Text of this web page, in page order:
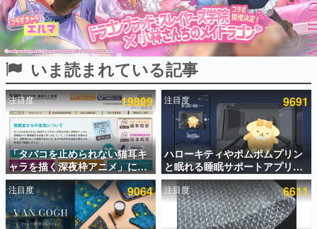
インタビュー
連載・特集一覧
殿堂入り記事
SNS拡散数が数千以上！ ページビュー数万以上！ などな
ど。多くの人々に読まれた、電ファミ渾身の“殿堂入り”記
事をまとめました。
ゲームの企画書
名作ゲームクリエイターの方々に製作時のエピソードをお
聞きし、ヒットする企画（ゲーム）とは何か？を探ってい
きます。
赫本
この物語を解いてはいけない。『赫本』は、〈試験問題〉
の形をした短編ホラー小説集です。
いま読まれている記事
注目度 19899
「タバコを止められない猫耳キ
ャラを描く深夜枠アニメ」に視
聴者の一部から批判意見。違法
薬物の使用と思しき描写も含め
て、BPOが議論を交わす
注目度 9691
ハローキティやポムポムプリン
と眠れる睡眠サポートアプリ
『ゆめたび』が配信中。キャラ
ごとのASMRや目覚ましアラー
ムも搭載
注目度 9064 注目度 6611